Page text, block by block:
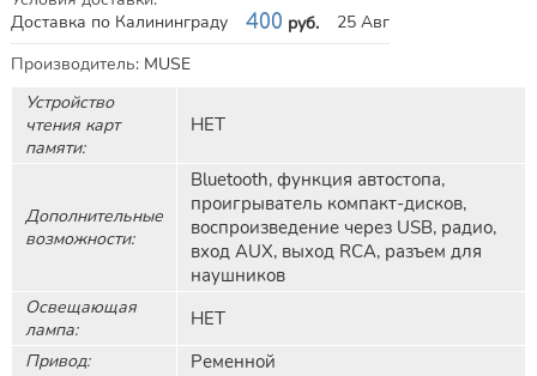
Доставка по Калининграду
400 руб.
25 Авг
Характеристики
Производитель: MUSE
Устройство
чтения карт
памяти:
НЕТ
Дополнительные
возможности:
Bluetooth, функция автостопа,
проигрыватель компакт-дисков,
воспроизведение через USB, радио,
вход AUX, выход RCA, разъем для
наушников
Освещающая
лампа:
НЕТ
Привод: Ременной